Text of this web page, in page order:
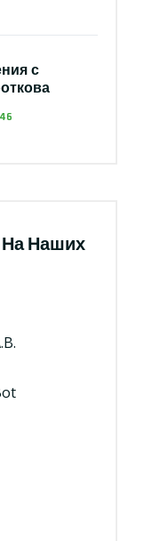
с
Наших